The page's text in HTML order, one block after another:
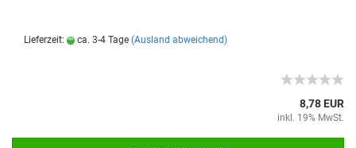
Lieferzeit: ca. 3-4 Tage (Ausland abweichend)
8,78 EUR
inkl. 19% MwSt.